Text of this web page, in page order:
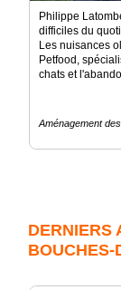
Philippe
difficiles du
Les nuisances
Petfood,
chats et
Aménagement
DERNIERS